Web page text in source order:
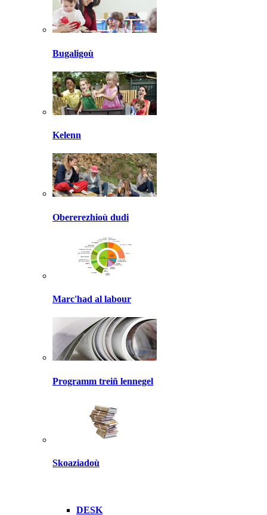
Bugaligoù
Kelenn
Obererezhioù dudi
Marc'had al labour
Programm treiñ lennegel
Skoaziadoù
DESK